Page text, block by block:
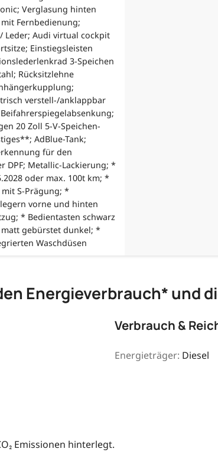
Verglasung hinten
Fernbedienung;
Audi virtual cockpit
Einstiegsleisten
3-Speichen
Rücksitzlehne
verstell-/anklappbar
20 Zoll 5-V-Speichen-
AdBlue-Tank;
für den
DPF; Metallic-Lackierung; *
oder max. 100t km; *
S-Prägung; *
vorne und hinten
* Bedientasten schwarz
gebürstet dunkel; *
Waschdüsen
Energieverbrauch* und
Emissionen hinterlegt.
Verbrauch &
Energieträger: Diesel